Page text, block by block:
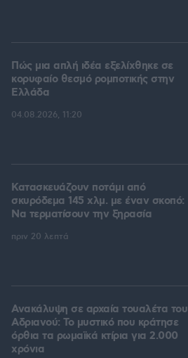
Πώς μια απλή ιδέα εξελίχθηκε σε
κορυφαίο θεσμό ρομποτικής στην
Ελλάδα
04.08.2026, 11:20
Κατασκευάζουν ποτάμι από
σκυρόδεμα 145 χλμ. με έναν σκοπό:
Να τερματίσουν την ξηρασία
πριν 20 λεπτά
Ανακάλυψη σε αρχαία τουαλέτα του
Αδριανού: Το μυστικό που κράτησε
όρθια τα ρωμαϊκά κτίρια για 2.000
χρόνια